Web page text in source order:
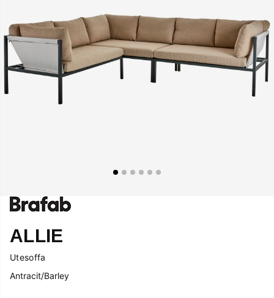
ALLIE
Utesoffa
Antracit/Barley